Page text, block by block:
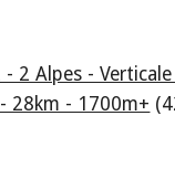
2 Alpes -
28km - 1700m+